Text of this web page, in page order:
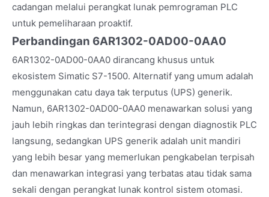
cadangan melalui perangkat lunak pemrograman PLC
untuk pemeliharaan proaktif.
Perbandingan 6AR1302-0AD00-0AA0
6AR1302-0AD00-0AA0 dirancang khusus untuk
ekosistem Simatic S7-1500. Alternatif yang umum adalah
menggunakan catu daya tak terputus (UPS) generik.
Namun, 6AR1302-0AD00-0AA0 menawarkan solusi yang
jauh lebih ringkas dan terintegrasi dengan diagnostik PLC
langsung, sedangkan UPS generik adalah unit mandiri
yang lebih besar yang memerlukan pengkabelan terpisah
dan menawarkan integrasi yang terbatas atau tidak sama
sekali dengan perangkat lunak kontrol sistem otomasi.